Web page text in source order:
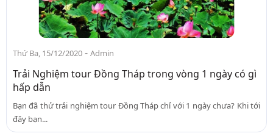
Thứ Ba, 15/12/2020 - Admin
Trải Nghiệm tour Đồng Tháp trong vòng 1 ngày có gì
hấp dẫn
Bạn đã thử trải nghiệm tour Đồng Tháp chỉ với 1 ngày chưa? Khi tới
đây bạn...